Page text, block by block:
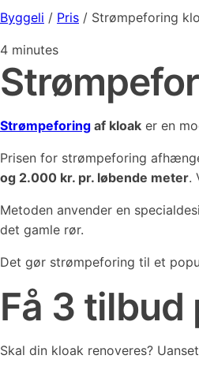
Byggeli / Pris / Strømpeforing
4 minutes
Strømpeforing af kloak er en
Prisen for strømpeforing
og 2.000 kr. pr. løbende meter.
Metoden anvender en
det gamle rør.
Det gør strømpeforing til et
Få 3
Skal din kloak renoveres?